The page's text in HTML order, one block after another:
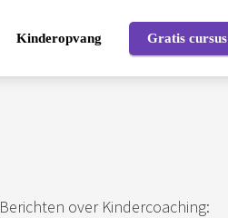
Kinderopvang Gratis cursus
Berichten over Kindercoaching: